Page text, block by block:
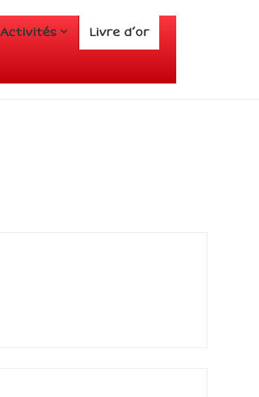
Activités Livre d’or